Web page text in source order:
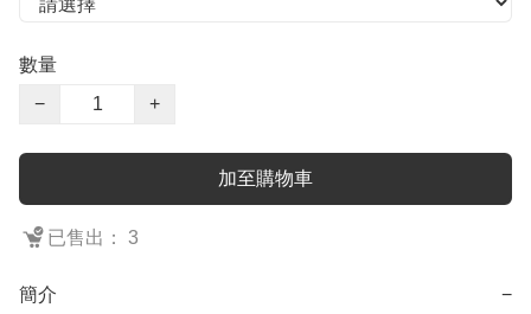
數量
−
+
加至購物車
已售出： 3
簡介 −